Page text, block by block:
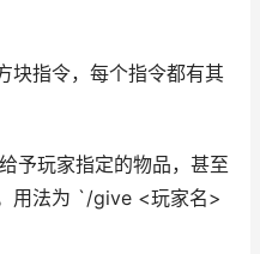
块指令，每个指令都有其
予玩家指定的物品，甚至
用法为 `/give <玩家名>